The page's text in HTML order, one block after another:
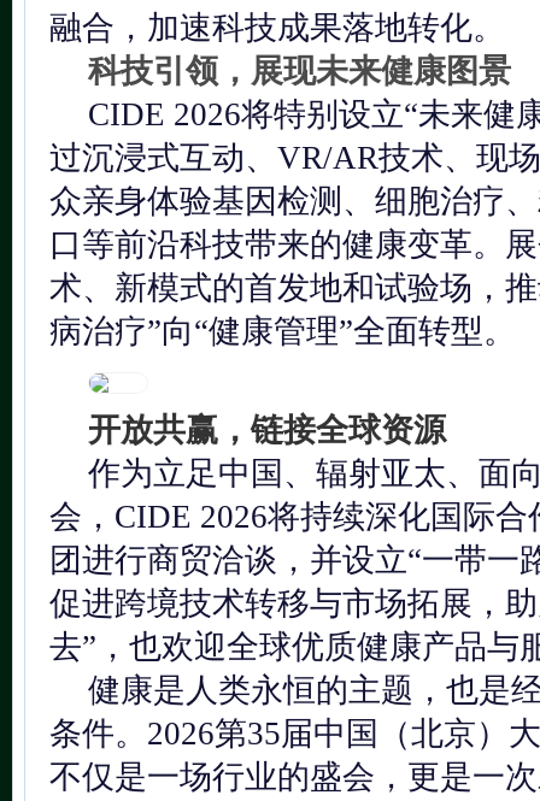
融合，加速科技成果落地转化。
科技引领，展现未来健康图景
CIDE 2026将特别设立“未来健
过沉浸式互动、VR/AR技术、现
众亲身体验基因检测、细胞治疗
口等前沿科技带来的健康变革。
术、新模式的首发地和试验场，
病治疗”向“健康管理”全面转型。
开放共赢，链接全球资源
作为立足中国、辐射亚太、面
会，CIDE 2026将持续深化国际
团进行商贸洽谈，并设立“一带一
促进跨境技术转移与市场拓展，
去”，也欢迎全球优质健康产品与
健康是人类永恒的主题，也是
条件。2026第35届中国（北京）
不仅是一场行业的盛会，更是一